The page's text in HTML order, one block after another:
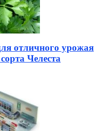
отличного урожая
Челеста